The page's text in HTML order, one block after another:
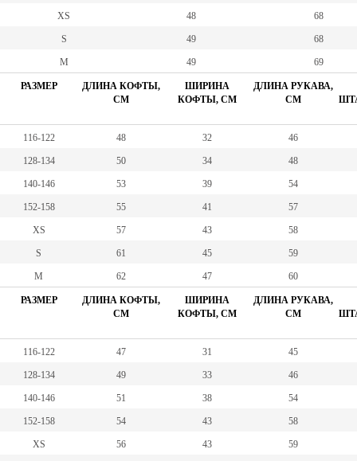
XS 48 68
S 49 68
M 49 69
РАЗМЕР
ДЛИНА КОФТЫ,
СМ
ШИРИНА
КОФТЫ, СМ
ДЛИНА РУКАВА,
СМ
116-122 48 32 46
128-134 50 34 48
140-146 53 39 54
152-158 55 41 57
XS 57 43 58
S 61 45 59
M 62 47 60
РАЗМЕР
ДЛИНА КОФТЫ,
СМ
ШИРИНА
КОФТЫ, СМ
ДЛИНА РУКАВА,
СМ
116-122 47 31 45
128-134 49 33 46
140-146 51 38 54
152-158 54 43 58
XS 56 43 59